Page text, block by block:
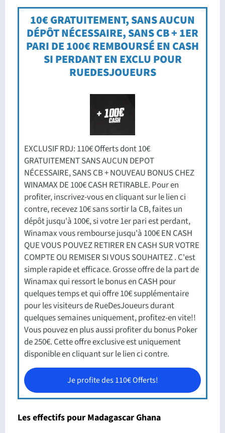
10€ GRATUITEMENT, SANS AUCUN
DÉPÔT NÉCESSAIRE, SANS CB + 1ER
PARI DE 100€ REMBOURSÉ EN CASH
SI PERDANT EN EXCLU POUR
RUEDESJOUEURS
EXCLUSIF RDJ: 110€ Offerts dont 10€
GRATUITEMENT SANS AUCUN DEPOT
NÉCESSAIRE, SANS CB + NOUVEAU BONUS CHEZ
WINAMAX DE 100€ CASH RETIRABLE. Pour en
profiter, inscrivez-vous en cliquant sur le lien ci
contre, recevez 10€ sans sortir la CB, faites un
dépôt jusqu'à 100€, si votre 1er pari est perdant,
Winamax vous rembourse jusqu'à 100€ EN CASH
QUE VOUS POUVEZ RETIRER EN CASH SUR VOTRE
COMPTE OU REMISER SI VOUS SOUHAITEZ . C'est
simple rapide et efficace. Grosse offre de la part de
Winamax qui ressort le bonus en CASH pour
quelques temps et qui offre 10€ supplémentaire
pour les visiteurs de RueDesJoueurs durant
quelques semaines uniquement, profitez-en vite!!
Vous pouvez en plus aussi profiter du bonus Poker
de 250€. Cette offre exclusive est uniquement
disponible en cliquant sur le lien ci contre.
Je profite des 110€ Offerts!
Les effectifs pour Madagascar Ghana